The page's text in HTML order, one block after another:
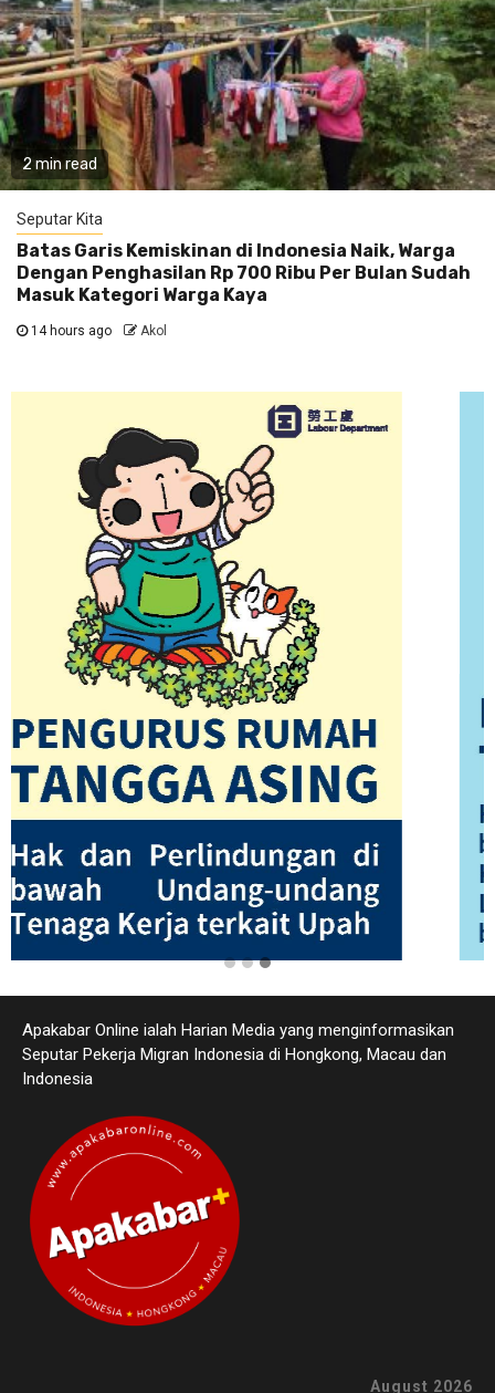
2 min read
Seputar Kita
Batas Garis Kemiskinan di Indonesia Naik, Warga
Dengan Penghasilan Rp 700 Ribu Per Bulan Sudah
Masuk Kategori Warga Kaya
14 hours ago Akol
Apakabar Online ialah Harian Media yang menginformasikan
Seputar Pekerja Migran Indonesia di Hongkong, Macau dan
Indonesia
August 2026